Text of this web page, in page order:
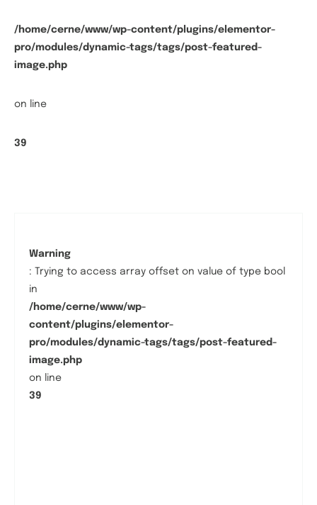
/home/cerne/www/wp-content/plugins/elementor-
pro/modules/dynamic-tags/tags/post-featured-
image.php
on line
39
Warning
: Trying to access array offset on value of type bool
in
/home/cerne/www/wp-
content/plugins/elementor-
pro/modules/dynamic-tags/tags/post-featured-
image.php
on line
39